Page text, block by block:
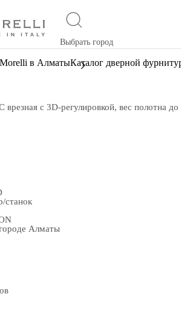
Выбрать город
в АлматыКаталог дверной
врезная с 3D-регулировкой, вес полотна до
станок
Алматы